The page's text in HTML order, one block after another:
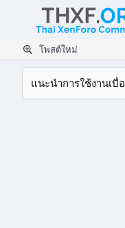
โพสต์ใหม่
แนะนำการใช้งานเบื่